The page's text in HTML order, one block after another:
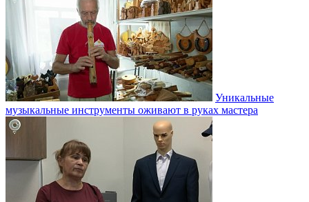
Уникальные
музыкальные инструменты оживают в руках мастера